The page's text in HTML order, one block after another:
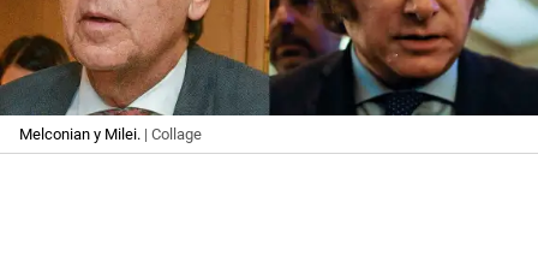
Melconian y Milei. | Collage